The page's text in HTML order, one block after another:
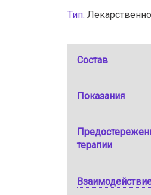
Тип:
Состав
Показания
терапии